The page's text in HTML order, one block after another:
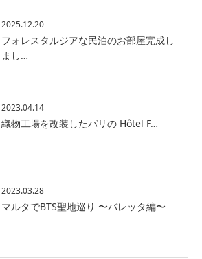
2025.12.20
フォレスタルジアな民泊のお部屋完成し
まし…
2023.04.14
織物工場を改装したパリの Hôtel F…
2023.03.28
マルタでBTS聖地巡り 〜バレッタ編〜